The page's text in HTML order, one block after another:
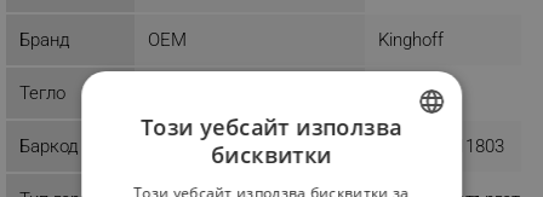
Бранд OEM Kinghoff
Тегло 3.54 kg
Баркод 5907451314821 5908287211803
Този уебсайт използва
бисквитки
Този уебсайт използва бисквитки за